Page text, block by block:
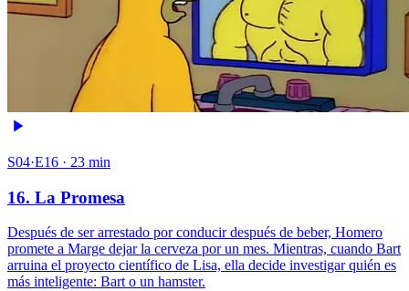
S04·E16 · 23 min
16. La Promesa
Después de ser arrestado por conducir después de beber, Homero
promete a Marge dejar la cerveza por un mes. Mientras, cuando Bart
arruina el proyecto científico de Lisa, ella decide investigar quién es
más inteligente: Bart o un hamster.